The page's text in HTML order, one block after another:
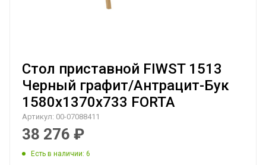
Стол приставной FIWST 1513
Черный графит/Антрацит-Бук
1580х1370х733 FORTA
Артикул: 00-07088411
38 276 ₽
Есть в наличии: 6